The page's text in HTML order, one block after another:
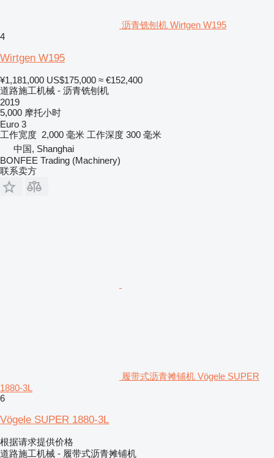
沥青铣刨机 Wirtgen W195
4
Wirtgen W195
¥1,181,000 US$175,000 ≈ €152,400
道路施工机械 - 沥青铣刨机
2019
5,000 摩托小时
Euro 3
工作宽度 2,000 毫米 工作深度 300 毫米
中国, Shanghai
BONFEE Trading (Machinery)
联系卖方
履带式沥青摊铺机 Vögele SUPER
1880-3L
6
Vögele SUPER 1880-3L
根据请求提供价格
道路施工机械 - 履带式沥青摊铺机